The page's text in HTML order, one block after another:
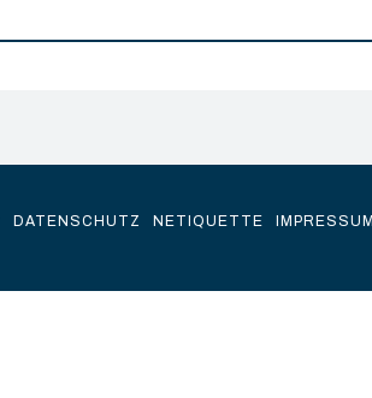
DATENSCHUTZ NETIQUETTE